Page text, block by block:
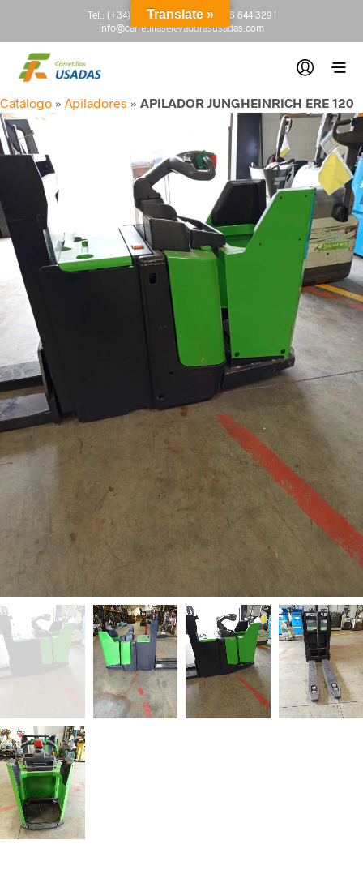
Tel.: (+34) 665 845 222-(+34) 918 844 329|
info@carretillaselevadorasusadas.com
Catálogo » Apiladores » APILADOR JUNGHEINRICH ERE 120
Translate »